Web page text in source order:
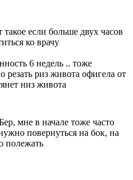
если больше двух часов
ко врачу
6 недель .. тоже
резать риз живота офигела от
низ живота
мне в начале тоже часто
повернуться на бок, на
полежать